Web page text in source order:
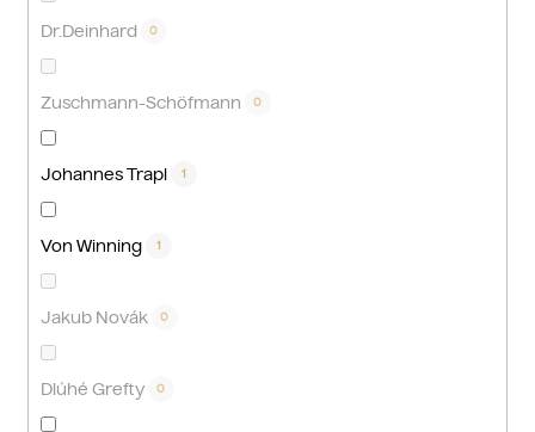
Dr.Deinhard 0
Zuschmann-Schöfmann 0
Johannes Trapl 1
Von Winning 1
Jakub Novák 0
Dlúhé Grefty 0